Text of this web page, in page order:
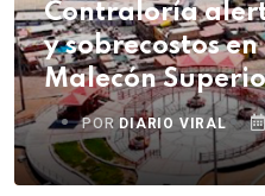
Contraloría
y sobrecostos
Malecón
PORDIARIO VIRAL